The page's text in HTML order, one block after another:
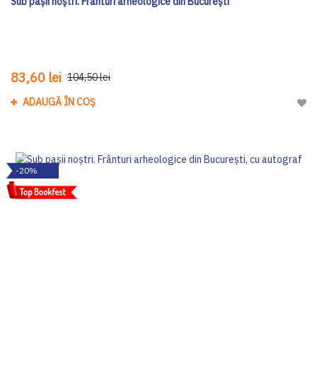
83,60 lei 104,50 lei
ADAUGĂ ÎN COȘ
-20%